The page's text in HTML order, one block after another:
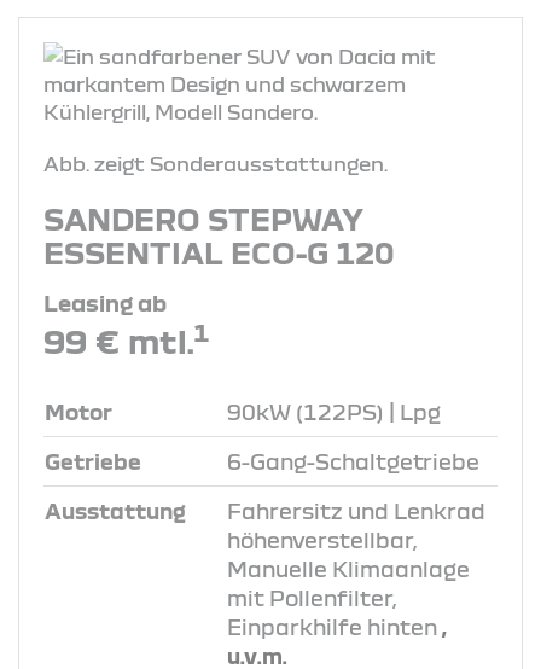
Abb. zeigt Sonderausstattungen.
SANDERO STEPWAY
ESSENTIAL ECO-G 120
Leasing ab
99 € mtl.1
Motor 90kW (122PS) | Lpg
Getriebe 6-Gang-Schaltgetriebe
Ausstattung
Fahrersitz und Lenkrad
höhenverstellbar,
Manuelle Klimaanlage
mit Pollenfilter,
Einparkhilfe hinten ,
u.v.m.